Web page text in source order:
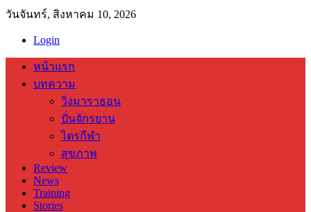
วันจันทร์, สิงหาคม 10, 2026
Login
หน้าแรก
บทความ
วิ่งมาราธอน
ปั่นจักรยาน
ไตรกีฬา
สุขภาพ
Review
News
Training
Stories